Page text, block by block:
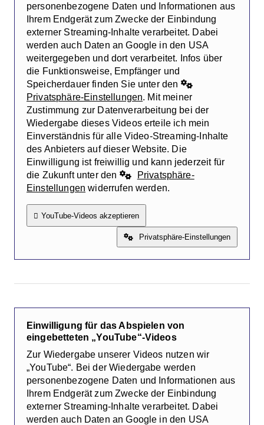
personenbezogene Daten und Informationen aus
Ihrem Endgerät zum Zwecke der Einbindung
externer Streaming-Inhalte verarbeitet. Dabei
werden auch Daten an Google in den USA
weitergegeben und dort verarbeitet. Infos über
die Funktionsweise, Empfänger und
Speicherdauer finden Sie unter den
Privatsphäre-Einstellungen. Mit meiner
Zustimmung zur Datenverarbeitung bei der
Wiedergabe dieses Videos erteile ich mein
Einverständnis für alle Video-Streaming-Inhalte
des Anbieters auf dieser Website. Die
Einwilligung ist freiwillig und kann jederzeit für
die Zukunft unter den
Privatsphäre-
Einstellungen widerrufen werden.
YouTube-Videos akzeptieren
Privatsphäre-Einstellungen
Einwilligung für das Abspielen von
eingebetteten „YouTube“-Videos
Zur Wiedergabe unserer Videos nutzen wir
„YouTube“. Bei der Wiedergabe werden
personenbezogene Daten und Informationen aus
Ihrem Endgerät zum Zwecke der Einbindung
externer Streaming-Inhalte verarbeitet. Dabei
werden auch Daten an Google in den USA